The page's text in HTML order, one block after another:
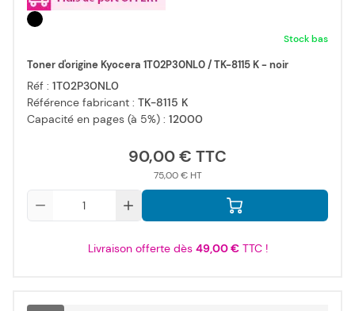
Stock bas
Toner d'origine Kyocera 1T02P30NL0 / TK-8115 K - noir
Réf : 1T02P30NL0
Référence fabricant : TK-8115 K
Capacité en pages (à 5%) : 12000
90,00 €
75,00 €
Livraison offerte dès 49,00 €TTC !